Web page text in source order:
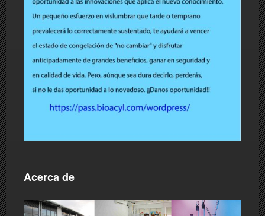
Acerca de